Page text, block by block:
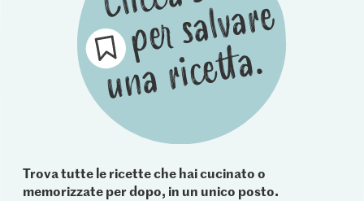
Trova tutte le ricette che hai cucinato o
memorizzate per dopo, in un unico posto.